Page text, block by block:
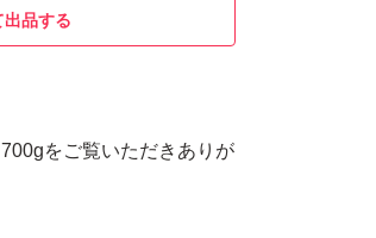
品する
をご覧いただきありが